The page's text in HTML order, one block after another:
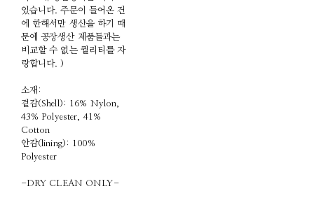
있습니다. 주문이 들어온 건
에 한해서만 생산을 하기 때
문에 공장생산 제품들과는
비교할 수 없는 퀄리티를 자
랑합니다. )
소재:
겉감(Shell): 16% Nylon,
43% Polyester, 41%
Cotton
안감(lining): 100%
Polyester
-DRY CLEAN ONLY-